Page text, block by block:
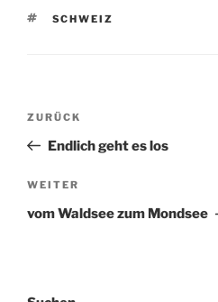
SCHLAGWÖRTER
SCHWEIZ
Beitragsnavigation
Vorheriger
Beitrag
ZURÜCK
Endlich geht es los
Nächster
Beitrag
WEITER
vom Waldsee zum Mondsee